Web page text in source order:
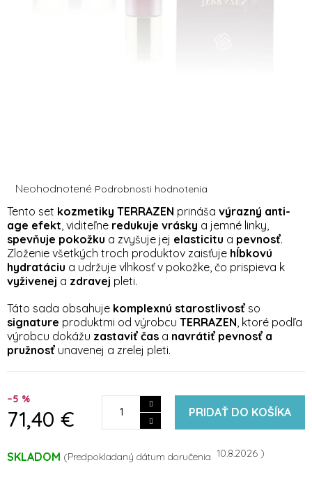
Priemerné
produktu
je
0,0
z
5
hviezdičiek.
Neohodnotené Podrobnosti hodnotenia
–5 %
71,40 € PRIDAŤ DO KOŠÍKA
SKLADOM 10.8.2026
Tento set kozmetiky TERRAZEN prináša výrazný anti-
age efekt , viditeľne redukuje vrásky a jemné linky,
spevňuje pokožku a zvyšuje jej elasticitu a pevnosť.
Zloženie všetkých troch produktov zaisťuje hĺbkovú
hydratáciu a udržuje vlhkosť v pokožke, čo prispieva k
vyživenej a zdravej pleti.
Táto sada obsahuje komplexnú starostlivosť so
signature produktmi od výrobcu TERRAZEN , ktoré podľa
výrobcu dokážu zastaviť čas a navrátiť pevnosť a
pružnosť unavenej a zrelej pleti.